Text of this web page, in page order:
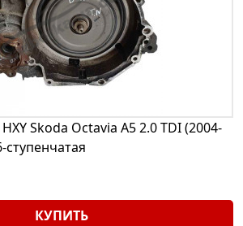
Skoda Octavia A5 2.0 TDI (2004-
КУПИТЬ